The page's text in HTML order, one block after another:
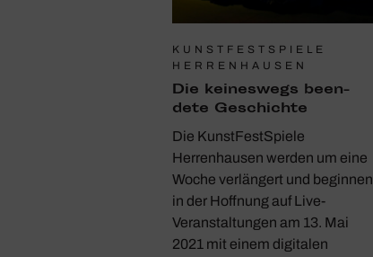
KUNSTFESTSPIELE
HERRENHAUSEN
Die keines­wegs been­
dete Geschichte
Die KunstFestSpiele
Herrenhausen werden um eine
Woche verlängert und beginnen
in der Hoffnung auf Live-
Veranstaltungen am 13. Mai
2021 mit einem digitalen